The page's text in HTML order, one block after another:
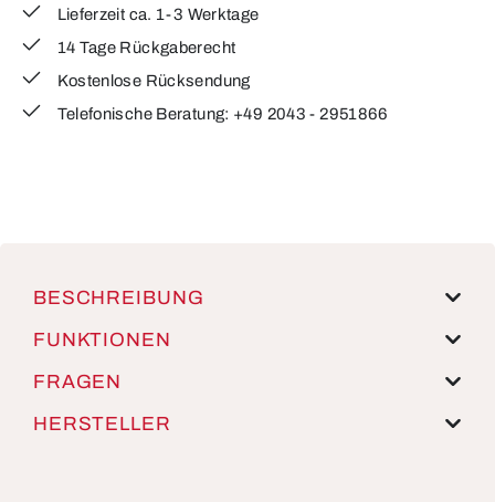
Lieferzeit ca. 1-3 Werktage
14 Tage Rückgaberecht
Kostenlose Rücksendung
Telefonische Beratung: +49 2043 - 2951866
BESCHREIBUNG
FUNKTIONEN
FRAGEN
HERSTELLER